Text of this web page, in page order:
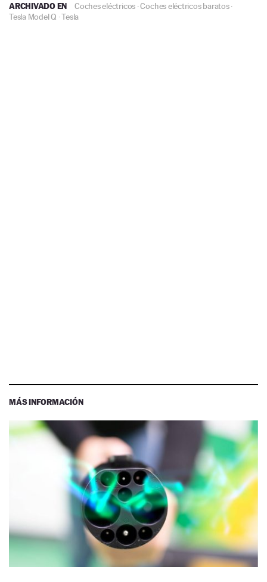
ARCHIVADO EN Coches eléctricos ·Coches eléctricos baratos·
Tesla Model Q ·Tesla
MÁS INFORMACIÓN